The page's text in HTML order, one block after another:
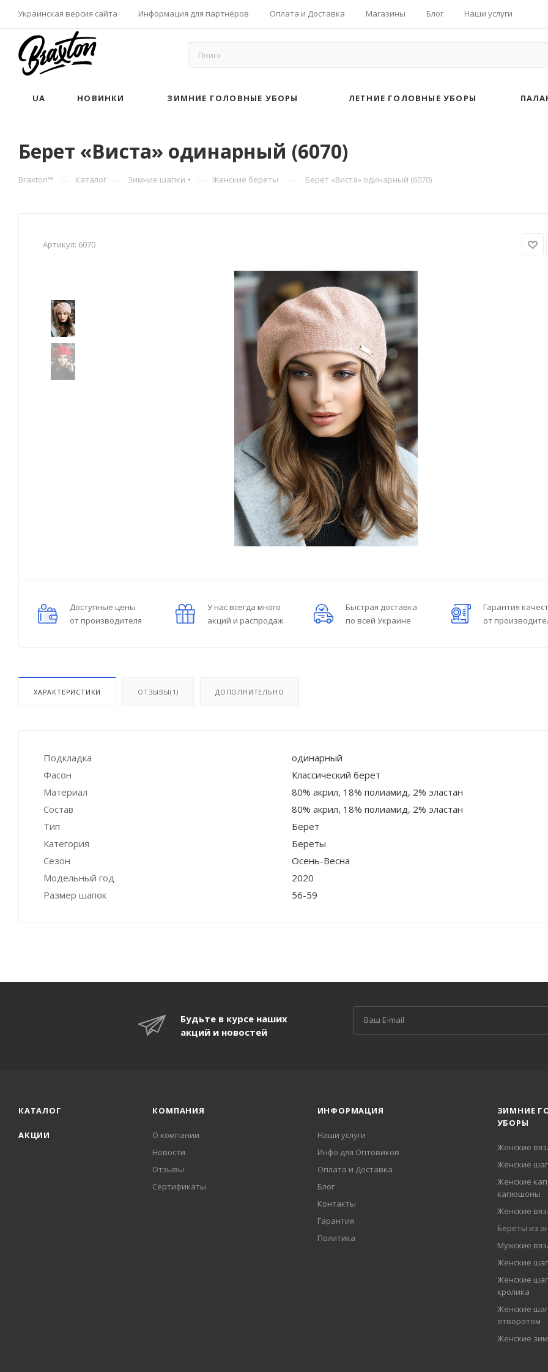
Украинская версия сайта Информация для партнёров Оплата и Доставка Магазины Блог Наши услуги
UA НОВИНКИ ЗИМНИЕ ГОЛОВНЫЕ УБОРЫ ЛЕТНИЕ ГОЛОВНЫЕ УБОРЫ
Берет «Виста» одинарный (6070)
Braxton™ — Каталог — Зимние шапки — Женские береты — Берет «Виста» одинарный (6070)
Артикул: 6070
Доступные цены
от производителя
У нас всегда много
акций и распродаж
Быстрая доставка
по всей Украине
Гарантия
от
ХАРАКТЕРИСТИКИ ОТЗЫВЫ(1) ДОПОЛНИТЕЛЬНО
Подкладка
одинарный
Фасон
Классический берет
Материал
80% акрил, 18% полиамид, 2% эластан
Состав
80% акрил, 18% полиамид, 2% эластан
Тип
Берет
Категория
Береты
Сезон
Осень-Весна
Модельный год
2020
Размер шапок
56-59
Будьте в курсе наших
акций и новостей
КАТАЛОГ
АКЦИИ
КОМПАНИЯ
О компании
Новости
Отзывы
Сертификаты
ИНФОРМАЦИЯ
Наши услуги
Инфо для Оптовиков
Оплата и Доставка
Блог
Контакты
Гарантия
Политика
ЗИМНИЕ
УБОРЫ
Женские
Женские
Женские
капюшоны
Женские
Береты из
Мужские
Женские
Женские
кролика
Женские
отворотом
Женские